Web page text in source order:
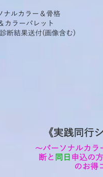
ナルカラー＆骨格
ラーパレット
断結果送付(画像含む)
《実践同行
​～パーソナルカラ
断と 同日 申込の
のお得